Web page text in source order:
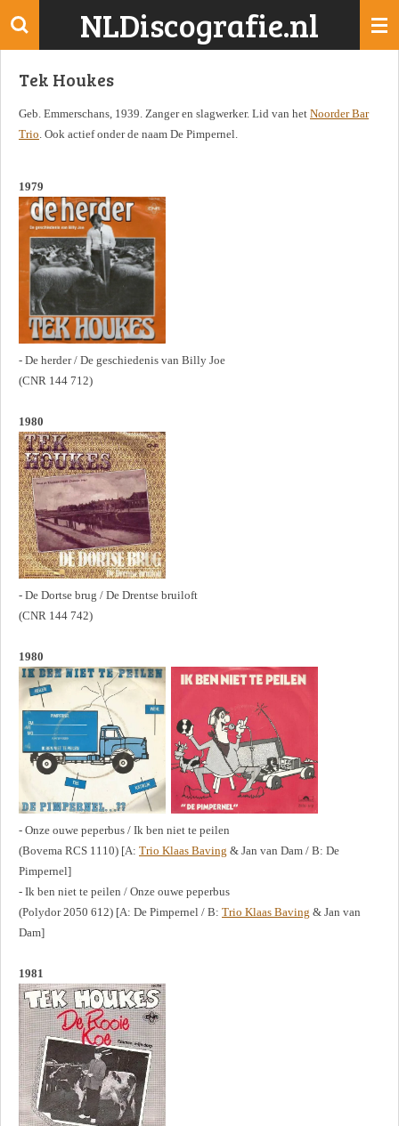
Ga
de
NLDiscografie.nl
Tek Houkes
Geb. Emmerschans, 1939. Zanger en slagwerker. Lid van het Noorder Bar
Trio. Ook actief onder de naam De Pimpernel.
1979
- De herder / De geschiedenis van Billy Joe
(CNR 144 712)
1980
- De Dortse brug / De Drentse bruiloft
(CNR 144 742)
1980
- Onze ouwe peperbus / Ik ben niet te peilen
(Bovema RCS 1110) [A: Trio Klaas Baving & Jan van Dam / B: De
Pimpernel]
- Ik ben niet te peilen / Onze ouwe peperbus
(Polydor 2050 612) [A: De Pimpernel / B: Trio Klaas Baving & Jan van
Dam]
1981